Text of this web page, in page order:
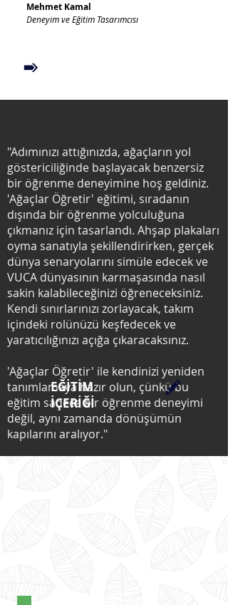
Mehmet Kamal
Deneyim ve Eğitim Tasarımcısı
"Adımınızı attığınızda, ağaçların yol
göstericiliğinde başlayacak benzersiz
bir öğrenme deneyimine hoş geldiniz.
'Ağaçlar Öğretir' eğitimi, sıradanın
dışında bir öğrenme yolculuğuna
çıkmanız için tasarlandı. Ahşap plakaları
oyma sanatıyla şekillendirirken, gerçek
dünya senaryolarını simüle edecek ve
VUCA dünyasının karmaşasında nasıl
sakin kalabileceğinizi öğreneceksiniz.
Kendi sınırlarınızı zorlayacak, takım
içindeki rolünüzü keşfedecek ve
yaratıcılığınızı açığa çıkaracaksınız.
'Ağaçlar Öğretir' ile kendinizi yeniden
tanımlamaya hazır olun, çünkü bu
eğitim sadece bir öğrenme deneyimi
değil, aynı zamanda dönüşümün
kapılarını aralıyor."
EĞİTİM
İÇERİĞİ